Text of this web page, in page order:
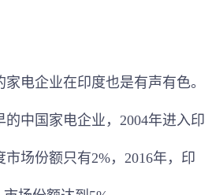
电企业在印度也是有声有色。
中国家电企业，2004年进入印
市场份额只有2%，2016年，印